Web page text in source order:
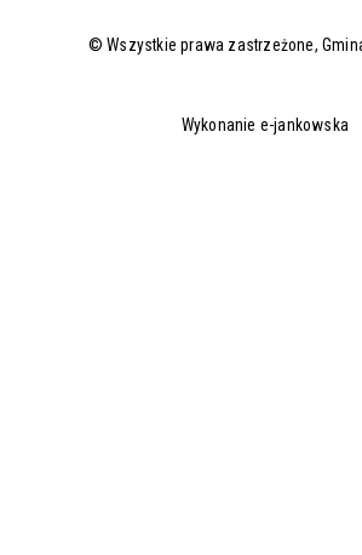
© Wszystkie prawa zastrzeżone,
Wykonanie e-jankowska